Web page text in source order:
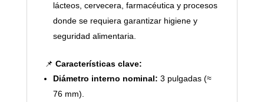
lácteos, cervecera, farmacéutica y procesos
donde se requiera garantizar higiene y
seguridad alimentaria.
📌 Características clave:
Diámetro interno nominal: 3 pulgadas (≈
76 mm).